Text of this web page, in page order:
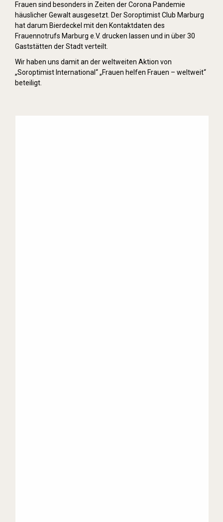
Frauen sind besonders in Zeiten der Corona Pandemie
häuslicher Gewalt ausgesetzt. Der Soroptimist Club Marburg
hat darum Bierdeckel mit den Kontaktdaten des
Frauennotrufs Marburg e.V. drucken lassen und in über 30
Gaststätten der Stadt verteilt.
Wir haben uns damit an der weltweiten Aktion von
„Soroptimist International“ „Frauen helfen Frauen – weltweit“
beteiligt.